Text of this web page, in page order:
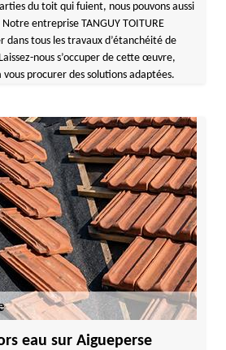
du toit qui fuient, nous pouvons aussi
entreprise TANGUY TOITURE
dans tous les travaux d’étanchéité de
nous s’occuper de cette œuvre,
procurer des solutions adaptées.
eau sur Aigueperse